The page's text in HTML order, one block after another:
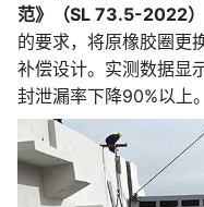
范》（SL 73.5-2022）
的要求，将原橡胶圈更
补偿设计。实测数据显
封泄漏率下降90%以上。